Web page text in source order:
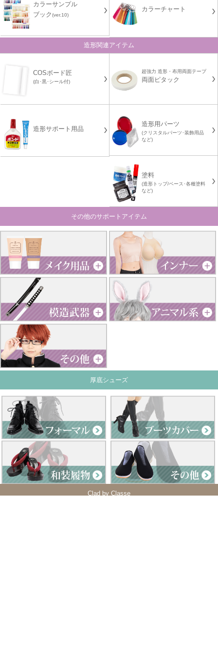
カラーサンプル
ブック(ver.10)
カラーチャート
造形関連アイテム
COSボード匠
(白･黒･シール付)
超強力 造形・布用両面テープ
両面ピタック
造形サポート用品
造形用パーツ
(クリスタルパーツ･装飾用品
など)
塗料
(造形トップ/ベース･各種塗料
など)
その他のサポートアイテム
厚底シューズ
Clad by Classe